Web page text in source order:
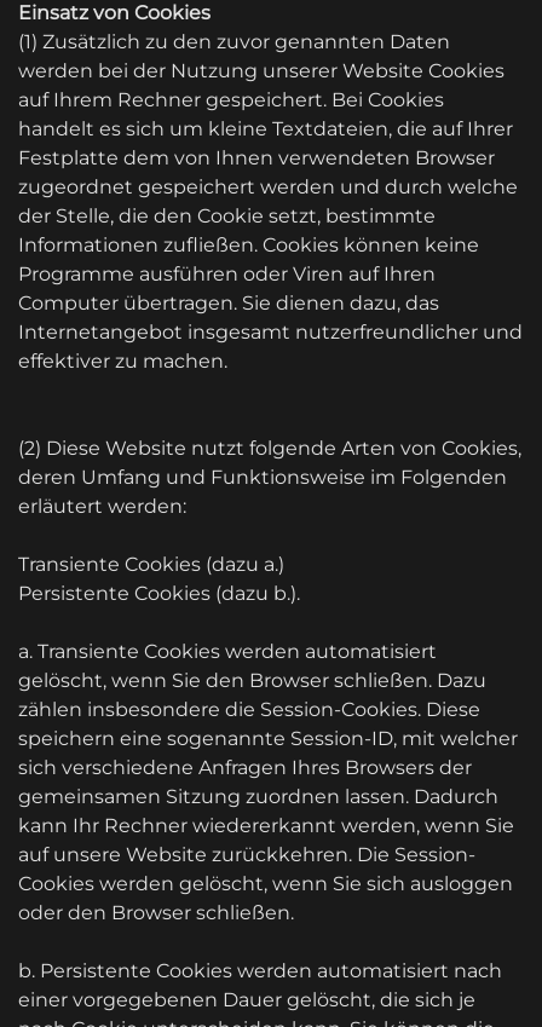
Einsatz von Cookies
(1) Zusätzlich zu den zuvor genannten Daten
werden bei der Nutzung unserer Website Cookies
auf Ihrem Rechner gespeichert. Bei Cookies
handelt es sich um kleine Textdateien, die auf Ihrer
Festplatte dem von Ihnen verwendeten Browser
zugeordnet gespeichert werden und durch welche
der Stelle, die den Cookie setzt, bestimmte
Informationen zufließen. Cookies können keine
Programme ausführen oder Viren auf Ihren
Computer übertragen. Sie dienen dazu, das
Internetangebot insgesamt nutzerfreundlicher und
effektiver zu machen.
(2) Diese Website nutzt folgende Arten von Cookies,
deren Umfang und Funktionsweise im Folgenden
erläutert werden:
Transiente Cookies (dazu a.)
Persistente Cookies (dazu b.).
a. Transiente Cookies werden automatisiert
gelöscht, wenn Sie den Browser schließen. Dazu
zählen insbesondere die Session-Cookies. Diese
speichern eine sogenannte Session-ID, mit welcher
sich verschiedene Anfragen Ihres Browsers der
gemeinsamen Sitzung zuordnen lassen. Dadurch
kann Ihr Rechner wiedererkannt werden, wenn Sie
auf unsere Website zurückkehren. Die Session-
Cookies werden gelöscht, wenn Sie sich ausloggen
oder den Browser schließen.
b. Persistente Cookies werden automatisiert nach
einer vorgegebenen Dauer gelöscht, die sich je